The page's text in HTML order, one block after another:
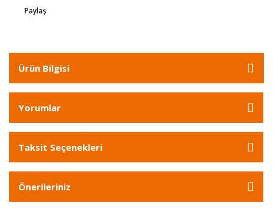
Paylaş
Ürün Bilgisi
Yorumlar
Taksit Seçenekleri
Önerileriniz